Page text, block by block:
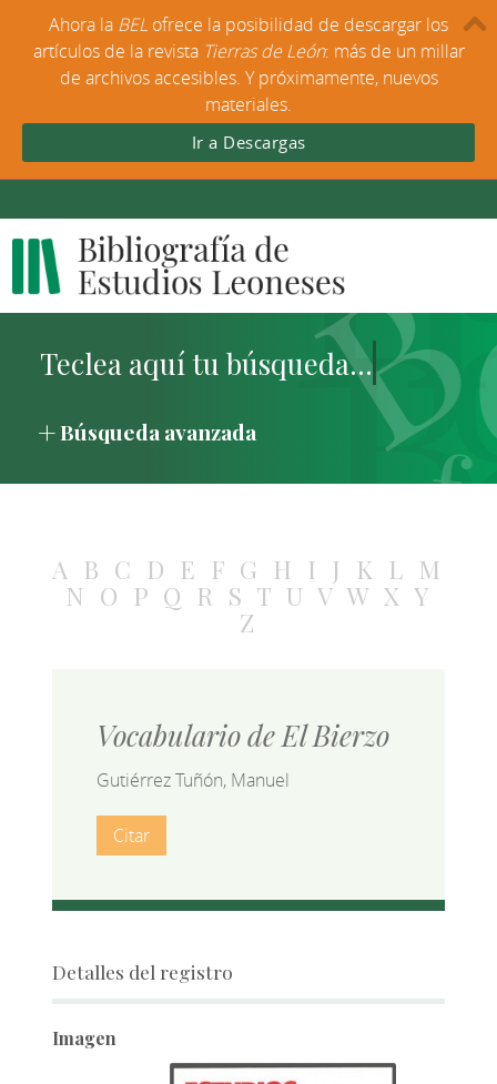
Búsqueda avanzada
A B C D E F G H I J K L M
N O P Q R S T U V W X Y
Z
Vocabulario de El Bierzo
Gutiérrez Tuñón, Manuel
Citar
Detalles del registro
Imagen
Ahora la BEL ofrece la posibilidad de descargar los
artículos de la revista Tierras de León: más de un millar
de archivos accesibles. Y próximamente, nuevos
materiales.
Ir a Descargas